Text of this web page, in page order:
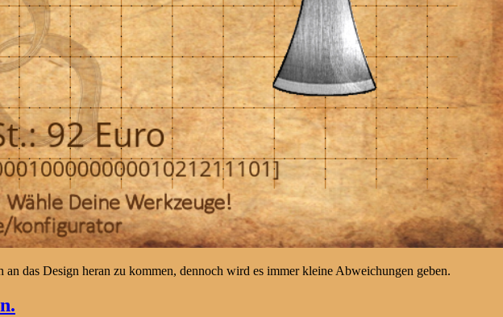
das Design heran zu kommen, dennoch wird es immer kleine Abweichungen geben.